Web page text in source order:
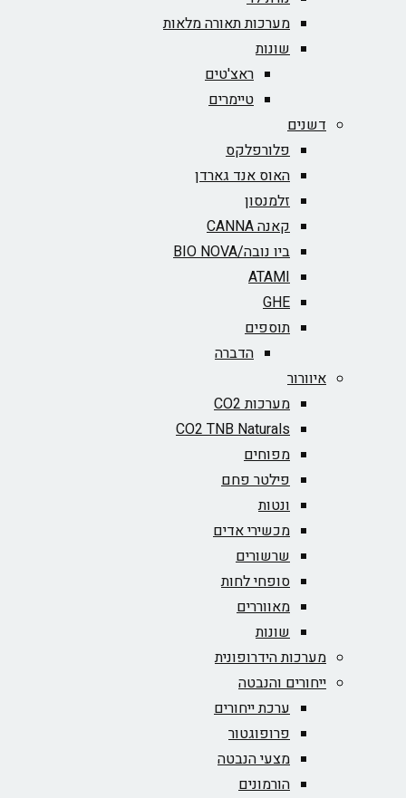
מערכות תאורה מלאות
שונות
ראצ'טים
טיימרים
דשנים
פלורפלקס
האוס אנד גארדן
זלמנסון
קאנה CANNA
ביו נובה/BIO NOVA‏
ATAMI
GHE
תוספים
הדברה
איוורור
מערכות CO2
CO2 TNB Naturals
מפוחים
פילטר פחם
ונטות
מכשירי אדים
שרשורים
סופחי לחות
מאווררים
שונות
מערכות הידרופונית
ייחורים והנבטה
ערכת ייחורים
פרופוגטור
מצעי הנבטה
הורמונים